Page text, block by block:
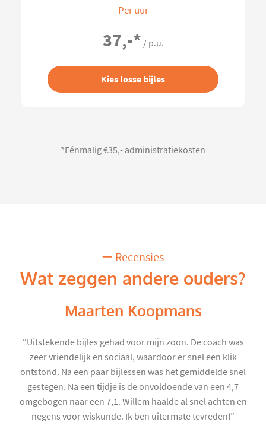
Per uur
37,-* / p.u.
Kies losse bijles
*Eénmalig €35,- administratiekosten
Recensies
Wat zeggen andere ouders?
Maarten Koopmans
“Uitstekende bijles gehad voor mijn zoon. De coach was
zeer vriendelijk en sociaal, waardoor er snel een klik
ontstond. Na een paar bijlessen was het gemiddelde snel
gestegen. Na een tijdje is de onvoldoende van een 4,7
omgebogen naar een 7,1. Willem haalde al snel achten en
negens voor wiskunde. Ik ben uitermate tevreden!”